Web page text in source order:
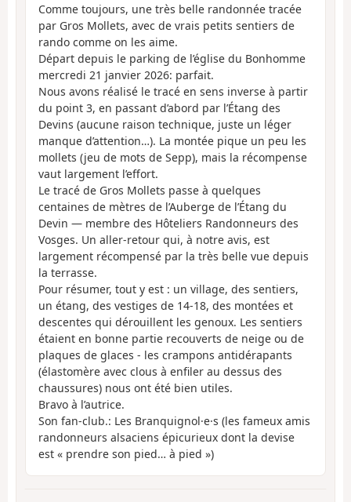
Comme toujours, une très belle randonnée tracée
par Gros Mollets, avec de vrais petits sentiers de
rando comme on les aime.
Départ depuis le parking de l’église du Bonhomme
mercredi 21 janvier 2026: parfait.
Nous avons réalisé le tracé en sens inverse à partir
du point 3, en passant d’abord par l’Étang des
Devins (aucune raison technique, juste un léger
manque d’attention…). La montée pique un peu les
mollets (jeu de mots de Sepp), mais la récompense
vaut largement l’effort.
Le tracé de Gros Mollets passe à quelques
centaines de mètres de l’Auberge de l’Étang du
Devin — membre des Hôteliers Randonneurs des
Vosges. Un aller-retour qui, à notre avis, est
largement récompensé par la très belle vue depuis
la terrasse.
Pour résumer, tout y est : un village, des sentiers,
un étang, des vestiges de 14-18, des montées et
descentes qui dérouillent les genoux. Les sentiers
étaient en bonne partie recouverts de neige ou de
plaques de glaces - les crampons antidérapants
(élastomère avec clous à enfiler au dessus des
chaussures) nous ont été bien utiles.
Bravo à l’autrice.
Son fan-club.: Les Branquignol·e·s (les fameux amis
randonneurs alsaciens épicurieux dont la devise
est « prendre son pied… à pied »)